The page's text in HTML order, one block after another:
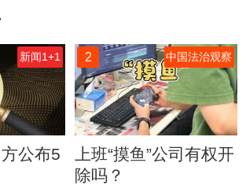
新闻1+1
公布5
2 中国法治观察
上班“摸鱼”公司有权开
除吗？